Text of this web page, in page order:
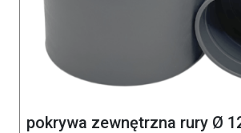
pokrywa zewnętrzna rury Ø